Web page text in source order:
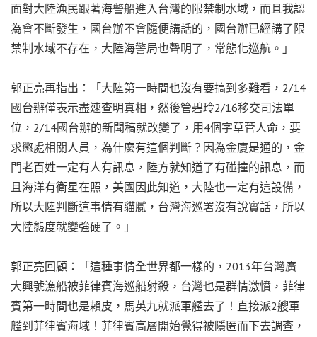
面對大陸漁民跟著海警船進入台灣的限禁制水域，而且我認
為會不斷發生，國台辦不會隨便講話的，國台辦已經講了限
禁制水域不存在，大陸海警局也聲明了，常態化巡航。」
郭正亮再指出：「大陸第一時間也沒有要搞到多難看，2/14
國台辦僅表示盡速查明真相，然後管碧玲2/16移交司法單
位，2/14國台辦的新聞稿就改變了，用4個字草菅人命，要
求懲處相關人員，為什麼有這個判斷？因為金廈是通的，金
門老百姓一定有人有訊息，陸方就知道了有碰撞的訊息，而
且海洋有衛星在照，美國因此知道，大陸也一定有這設備，
所以大陸判斷這事情有貓膩，台灣海巡署沒有說實話，所以
大陸態度就變強硬了。」
郭正亮回顧：「這種事情全世界都一樣的，2013年台灣廣
大興號漁船被菲律賓海巡船射殺，台灣也是群情激憤，菲律
賓第一時間也是賴皮，馬英九就派軍艦去了！直接派2艘軍
艦到菲律賓海域！菲律賓高層開始覺得被隱匿而下去調查，